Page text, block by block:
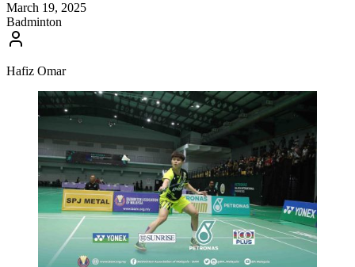
March 19, 2025
Badminton
Hafiz Omar